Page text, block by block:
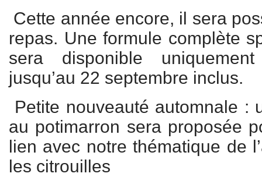
Cette année encore, il sera
repas. Une formule complète
sera disponible
jusqu’au 22 septembre inclus.
Petite nouveauté automnale :
au potimarron sera proposée
lien avec notre thématique de
les citrouilles